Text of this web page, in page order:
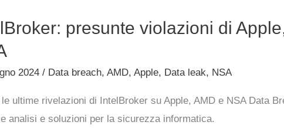
presunte violazioni di
2024 / Data breach, AMD, Apple, Data leak, NSA
ultime rivelazioni di IntelBroker su Apple, AMD e NSA Data
analisi e soluzioni per la sicurezza informatica.